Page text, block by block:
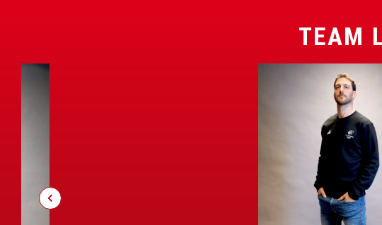
TEAM